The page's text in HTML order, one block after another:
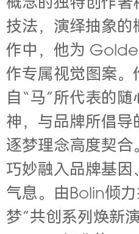
概念的独特创作著
技法，演绎抽象的
作中，他为
作专属视觉图案。
自“马”所代表的
神，与品牌所倡导
逐梦理念高度契合
巧妙融入品牌基因
气息。由Bolin倾
梦”共创系列焕新